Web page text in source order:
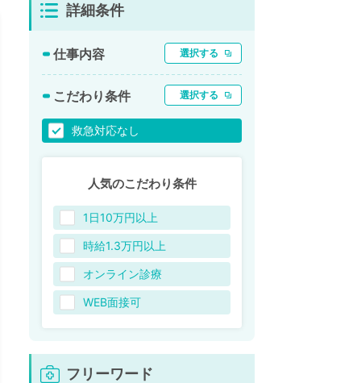
詳細条件
仕事内容 選択する
こだわり条件 選択する
救急対応なし
人気のこだわり条件
1日10万円以上
時給1.3万円以上
オンライン診療
WEB面接可
フリーワード